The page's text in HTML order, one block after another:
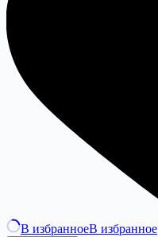
В избранноеВ избранное